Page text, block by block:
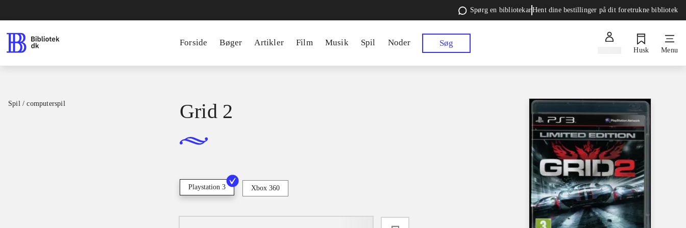
Spørg en bibliotekarHent dine bestillinger på dit foretrukne bibliotek
Forside Bøger Artikler Film Musik Spil Noder Søg
Husk Menu
Spil / computerspil Grid 2
Playstation 3 Xbox 360